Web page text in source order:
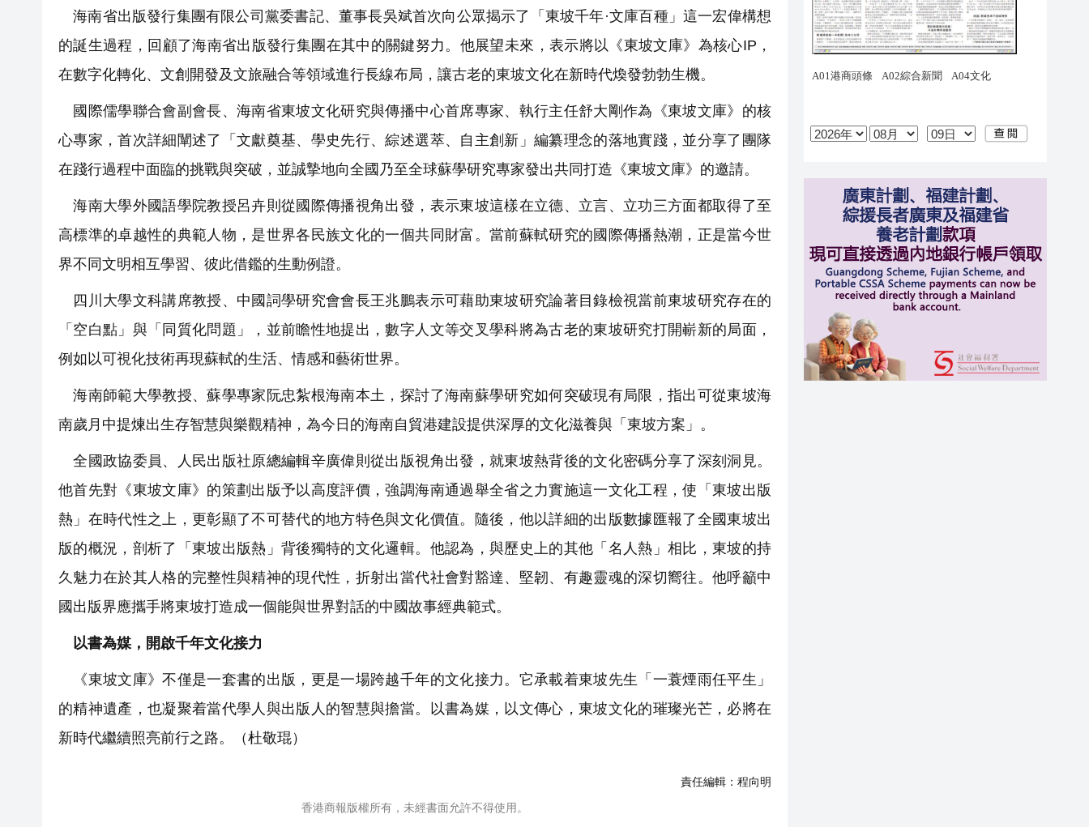
海南省出版發行集團有限公司黨委書記、董事長吳斌首次向公眾揭示了「東坡千年·文庫百種」這一宏偉構想
的誕生過程，回顧了海南省出版發行集團在其中的關鍵努力。他展望未來，表示將以《東坡文庫》為核心IP，
在數字化轉化、文創開發及文旅融合等領域進行長線布局，讓古老的東坡文化在新時代煥發勃勃生機。
國際儒學聯合會副會長、海南省東坡文化研究與傳播中心首席專家、執行主任舒大剛作為《東坡文庫》的核
心專家，首次詳細闡述了「文獻奠基、學史先行、綜述選萃、自主創新」編纂理念的落地實踐，並分享了團隊
在踐行過程中面臨的挑戰與突破，並誠摯地向全國乃至全球蘇學研究專家發出共同打造《東坡文庫》的邀請。
海南大學外國語學院教授呂卉則從國際傳播視角出發，表示東坡這樣在立德、立言、立功三方面都取得了至
高標準的卓越性的典範人物，是世界各民族文化的一個共同財富。當前蘇軾研究的國際傳播熱潮，正是當今世
界不同文明相互學習、彼此借鑑的生動例證。
四川大學文科講席教授、中國詞學研究會會長王兆鵬表示可藉助東坡研究論著目錄檢視當前東坡研究存在的
「空白點」與「同質化問題」，並前瞻性地提出，數字人文等交叉學科將為古老的東坡研究打開嶄新的局面，
例如以可視化技術再現蘇軾的生活、情感和藝術世界。
海南師範大學教授、蘇學專家阮忠紮根海南本土，探討了海南蘇學研究如何突破現有局限，指出可從東坡海
南歲月中提煉出生存智慧與樂觀精神，為今日的海南自貿港建設提供深厚的文化滋養與「東坡方案」。
全國政協委員、人民出版社原總編輯辛廣偉則從出版視角出發，就東坡熱背後的文化密碼分享了深刻洞見。
他首先對《東坡文庫》的策劃出版予以高度評價，強調海南通過舉全省之力實施這一文化工程，使「東坡出版
熱」在時代性之上，更彰顯了不可替代的地方特色與文化價值。隨後，他以詳細的出版數據匯報了全國東坡出
版的概況，剖析了「東坡出版熱」背後獨特的文化邏輯。他認為，與歷史上的其他「名人熱」相比，東坡的持
久魅力在於其人格的完整性與精神的現代性，折射出當代社會對豁達、堅韌、有趣靈魂的深切嚮往。他呼籲中
國出版界應攜手將東坡打造成一個能與世界對話的中國故事經典範式。
以書為媒，開啟千年文化接力
《東坡文庫》不僅是一套書的出版，更是一場跨越千年的文化接力。它承載着東坡先生「一蓑煙雨任平生」
的精神遺產，也凝聚着當代學人與出版人的智慧與擔當。以書為媒，以文傳心，東坡文化的璀璨光芒，必將在
新時代繼續照亮前行之路。（杜敬琨）
責任編輯： 程向明
香港商報版權所有，未經書面允許不得使用。